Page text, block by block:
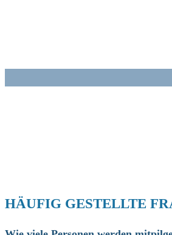
HÄUFIG GESTELLTE